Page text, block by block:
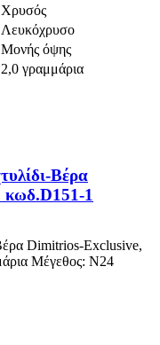
Χρυσός
Λευκόχρυσο
Μονής όψης
2,0 γραμμάρια
Βέρα
1
Dimitrios-Exclusive,
Μέγεθος: Ν24